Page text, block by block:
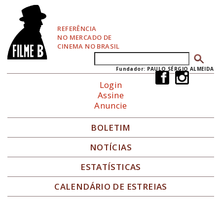
REFERÊNCIA
NO MERCADO DE
CINEMA NO BRASIL
Formulário de busca
Fundador: PAULO SÉRGIO ALMEIDA
Login
Assine
Anuncie
BOLETIM
NOTÍCIAS
ESTATÍSTICAS
CALENDÁRIO DE ESTREIAS